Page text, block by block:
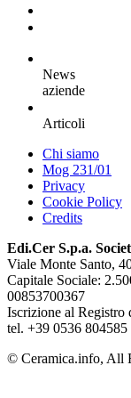
News
aziende
Articoli
Chi siamo
Mog 231/01
Privacy
Cookie Policy
Credits
Edi.Cer S.p.a.
Viale Monte Santo,
Capitale Sociale:
00853700367
Iscrizione al Registro
tel. +39 0536
© Ceramica.info, All